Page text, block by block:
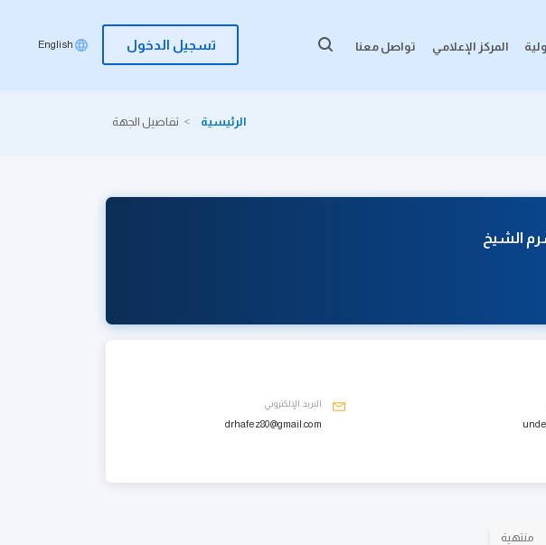
المركز الإعلامي تواصل معنا تسجيل الدخول English
الرئيسية تفاصيل الجهة
الشيخ
البريد الإلكتروني
drhafez80@gmail.com
منتهية